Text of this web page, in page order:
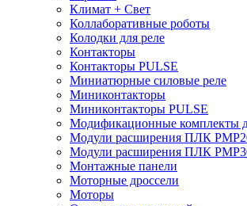
Климат + Свет
Коллаборативные роботы
Колодки для реле
Контакторы
Контакторы PULSE
Миниатюрные силовые реле
Миниконтакторы
Миниконтакторы PULSE
Модификационные комплекты
Модули расширения ПЛК
Модули расширения ПЛК
Монтажные панели
Моторные дроссели
Моторы